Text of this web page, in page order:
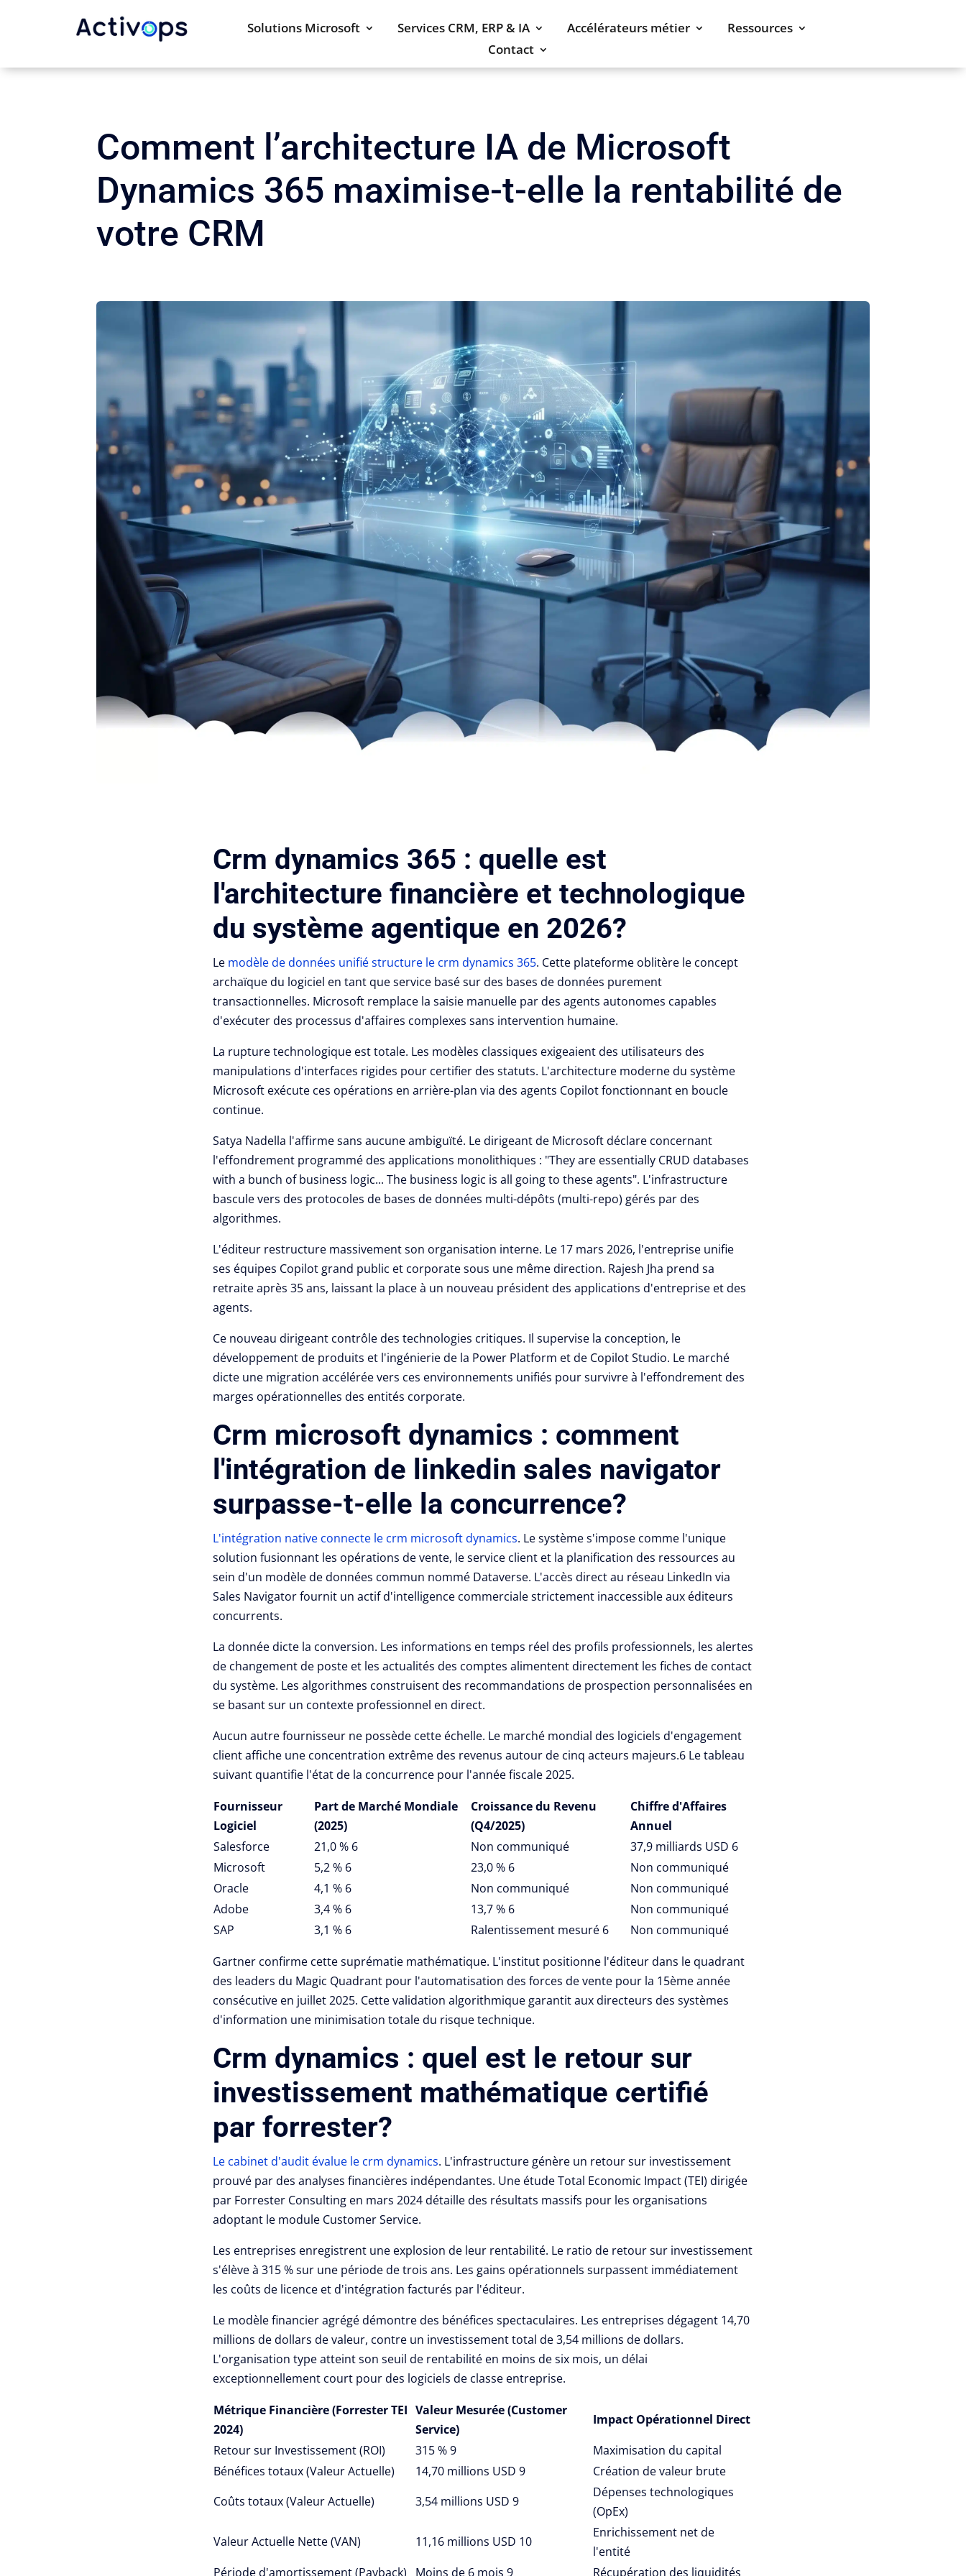
Solutions Microsoft Services CRM, ERP & IA Accélérateurs métier
Ressources
Contact
Comment l’architecture IA de Microsoft
Dynamics 365 maximise-t-elle la rentabilité de
votre CRM
Crm dynamics 365 : quelle est
l'architecture financière et technologique
du système agentique en 2026?
Le modèle de données unifié structure le crm dynamics 365. Cette plateforme oblitère le concept
archaïque du logiciel en tant que service basé sur des bases de données purement
transactionnelles. Microsoft remplace la saisie manuelle par des agents autonomes capables
d'exécuter des processus d'affaires complexes sans intervention humaine.
La rupture technologique est totale. Les modèles classiques exigeaient des utilisateurs des
manipulations d'interfaces rigides pour certifier des statuts. L'architecture moderne du système
Microsoft exécute ces opérations en arrière-plan via des agents Copilot fonctionnant en boucle
continue.
Satya Nadella l'affirme sans aucune ambiguïté. Le dirigeant de Microsoft déclare concernant
l'effondrement programmé des applications monolithiques : "They are essentially CRUD databases
with a bunch of business logic... The business logic is all going to these agents". L'infrastructure
bascule vers des protocoles de bases de données multi-dépôts (multi-repo) gérés par des
algorithmes.
L'éditeur restructure massivement son organisation interne. Le 17 mars 2026, l'entreprise unifie
ses équipes Copilot grand public et corporate sous une même direction. Rajesh Jha prend sa
retraite après 35 ans, laissant la place à un nouveau président des applications d'entreprise et des
agents.
Ce nouveau dirigeant contrôle des technologies critiques. Il supervise la conception, le
développement de produits et l'ingénierie de la Power Platform et de Copilot Studio. Le marché
dicte une migration accélérée vers ces environnements unifiés pour survivre à l'effondrement des
marges opérationnelles des entités corporate.
Crm microsoft dynamics : comment
l'intégration de linkedin sales navigator
surpasse-t-elle la concurrence?
L'intégration native connecte le crm microsoft dynamics. Le système s'impose comme l'unique
solution fusionnant les opérations de vente, le service client et la planification des ressources au
sein d'un modèle de données commun nommé Dataverse. L'accès direct au réseau LinkedIn via
Sales Navigator fournit un actif d'intelligence commerciale strictement inaccessible aux éditeurs
concurrents.
La donnée dicte la conversion. Les informations en temps réel des profils professionnels, les alertes
de changement de poste et les actualités des comptes alimentent directement les fiches de contact
du système. Les algorithmes construisent des recommandations de prospection personnalisées en
se basant sur un contexte professionnel en direct.
Aucun autre fournisseur ne possède cette échelle. Le marché mondial des logiciels d'engagement
client affiche une concentration extrême des revenus autour de cinq acteurs majeurs.6Le tableau
suivant quantifie l'état de la concurrence pour l'année fiscale 2025.
Fournisseur
Logiciel
Part de Marché Mondiale
(2025)
Croissance du Revenu
(Q4/2025)
Chiffre d'Affaires
Annuel
Salesforce
21,0 % 6 Non communiqué 37,9 milliards USD 6
Microsoft
5,2 % 6 23,0 % 6
Non communiqué
Oracle
4,1 % 6 Non communiqué
Non communiqué
Adobe
3,4 % 6 13,7 % 6
Non communiqué
SAP
3,1 % 6 Ralentissement mesuré 6
Non communiqué
Gartner confirme cette suprématie mathématique. L'institut positionne l'éditeur dans le quadrant
des leaders du Magic Quadrant pour l'automatisation des forces de vente pour la 15ème année
consécutive en juillet 2025. Cette validation algorithmique garantit aux directeurs des systèmes
d'information une minimisation totale du risque technique.
Crm dynamics : quel est le retour sur
investissement mathématique certifié
par forrester?
Le cabinet d'audit évalue le crm dynamics. L'infrastructure génère un retour sur investissement
prouvé par des analyses financières indépendantes. Une étude Total Economic Impact (TEI) dirigée
par Forrester Consulting en mars 2024 détaille des résultats massifs pour les organisations
adoptant le module Customer Service.
Les entreprises enregistrent une explosion de leur rentabilité. Le ratio de retour sur investissement
s'élève à 315 % sur une période de trois ans. Les gains opérationnels surpassent immédiatement
les coûts de licence et d'intégration facturés par l'éditeur.
Le modèle financier agrégé démontre des bénéfices spectaculaires. Les entreprises dégagent 14,70
millions de dollars de valeur, contre un investissement total de 3,54 millions de dollars.
L'organisation type atteint son seuil de rentabilité en moins de six mois, un délai
exceptionnellement court pour des logiciels de classe entreprise.
Métrique Financière (Forrester TEI
2024)
Valeur Mesurée (Customer
Service)
Impact Opérationnel Direct
Retour sur Investissement (ROI)
315 %9
Maximisation du capital
Bénéfices totaux (Valeur Actuelle)
14,70 millions USD 9
Création de valeur brute
Coûts totaux (Valeur Actuelle)
3,54 millions USD 9
Dépenses technologiques
(OpEx)
Valeur Actuelle Nette (VAN)
11,16 millions USD 10
Enrichissement net de
l'entité
Période d'amortissement (Payback)
Moins de 6 mois 9 Récupération des liquidités